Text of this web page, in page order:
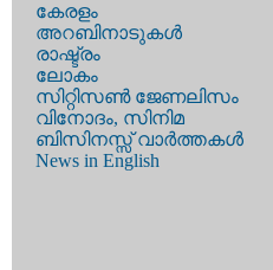
കേരളം
അറബിനാടുകള്‍
രാഷ്ട്രം
ലോകം
സിറ്റിസണ്‍ ജേണലിസം
വിനോദം, സിനിമ
ബിസിനസ്സ് വാര്‍ത്തകള്‍
News in English